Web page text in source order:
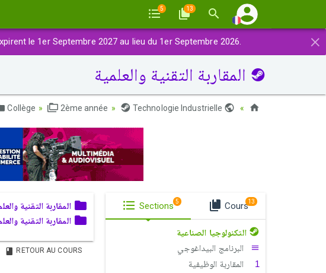
5 13
×
le 1er Septembre 2027 au lieu du 1er Septembre 2026.
المقاربة التقنية والعلمية
Collège 2ème année Technologie Industrielle
المقاربة التقنية
المقاربة التقنية
RETOUR AU COURS
Sections 5 Cours13
التكنولوجيا الصناعية
البرنامج البيداغوجي
المقاربة الوظيفية